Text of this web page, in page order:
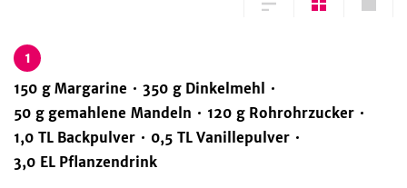
1
150 g Margarine 350 g Dinkelmehl
50 g gemahlene Mandeln 120 g Rohrohrzucker
1,0 TL Backpulver 0,5 TL Vanillepulver
3,0 EL Pflanzendrink